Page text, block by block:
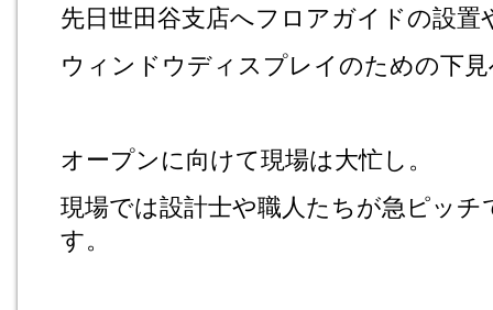
先日世田谷支店へフロアガイドの設置
ウィンドウディスプレイのための下
オープンに向けて現場は大忙し。
現場では設計士や職人たちが急ピッチ
す。